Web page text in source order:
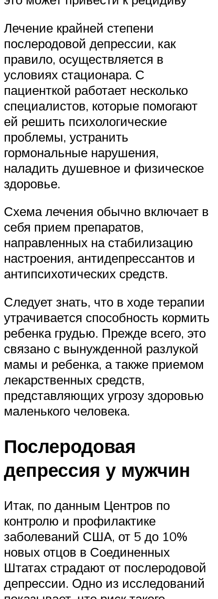
Лечение крайней степени
послеродовой депрессии, как
правило, осуществляется в
условиях стационара. С
пациенткой работает несколько
специалистов, которые помогают
ей решить психологические
проблемы, устранить
гормональные нарушения,
наладить душевное и физическое
здоровье.
Схема лечения обычно включает в
себя прием препаратов,
направленных на стабилизацию
настроения, антидепрессантов и
антипсихотических средств.
Следует знать, что в ходе терапии
утрачивается способность кормить
ребенка грудью. Прежде всего, это
связано с вынужденной разлукой
мамы и ребенка, а также приемом
лекарственных средств,
представляющих угрозу здоровью
маленького человека.
Послеродовая
депрессия у мужчин
Итак, по данным Центров по
контролю и профилактике
заболеваний США, от 5 до 10%
новых отцов в Соединенных
Штатах страдают от послеродовой
депрессии. Одно из исследований